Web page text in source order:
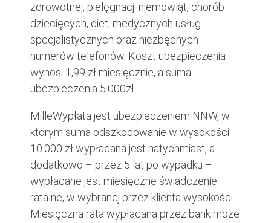
zdrowotnej, pielęgnacji niemowląt, chorób
dziecięcych, diet, medycznych usług
specjalistycznych oraz niezbędnych
numerów telefonów. Koszt ubezpieczenia
wynosi 1,99 zł miesięcznie, a suma
ubezpieczenia 5.000zł.
MilleWypłata jest ubezpieczeniem NNW, w
którym suma odszkodowanie w wysokości
10.000 zł wypłacana jest natychmiast, a
dodatkowo – przez 5 lat po wypadku –
wypłacane jest miesięczne świadczenie
ratalne, w wybranej przez klienta wysokości.
Miesięczna rata wypłacana przez bank może